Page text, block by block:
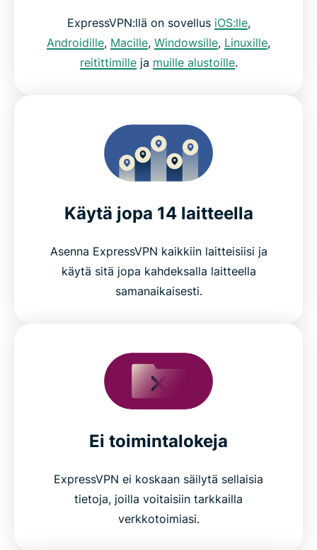
ExpressVPN:llä on sovellus iOS:lle,
Androidille, Macille, Windowsille, Linuxille,
reitittimilleja muille alustoille.
Käytä jopa 14 laitteella
Asenna ExpressVPN kaikkiin laitteisiisi ja
käytä sitä jopa kahdeksalla laitteella
samanaikaisesti.
Ei toimintalokeja
ExpressVPN ei koskaan säilytä sellaisia
tietoja, joilla voitaisiin tarkkailla
verkkotoimiasi.